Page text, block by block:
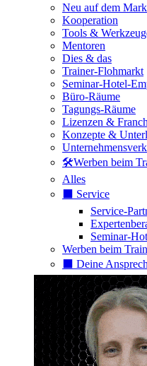
Neu auf dem
Kooperation
Tools &
Mentoren
Dies & das
Trainer-Flohmarkt
Seminar-Hotel-
Büro-Räume
Tagungs-Räume
Lizenzen &
Konzepte &
🛠️Werben beim
Alles
⬛️ Service
Service-
Seminar-
Werben beim
⬛️ Deine